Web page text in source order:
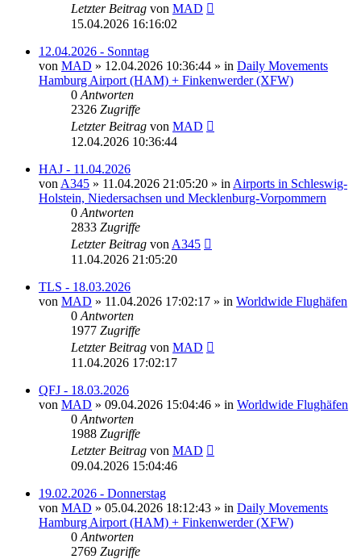
Letzter Beitrag von MAD
15.04.2026 16:16:02
12.04.2026 - Sonntag
von MAD » 12.04.2026 10:36:44 » in Daily Movements
Hamburg Airport (HAM) + Finkenwerder (XFW)
0 Antworten
2326 Zugriffe
Letzter Beitrag von MAD
12.04.2026 10:36:44
HAJ - 11.04.2026
von A345 » 11.04.2026 21:05:20 » in Airports in Schleswig-
Holstein, Niedersachsen und Mecklenburg-Vorpommern
0 Antworten
2833 Zugriffe
Letzter Beitrag von A345
11.04.2026 21:05:20
TLS - 18.03.2026
von MAD » 11.04.2026 17:02:17 » in Worldwide Flughäfen
0 Antworten
1977 Zugriffe
Letzter Beitrag von MAD
11.04.2026 17:02:17
QFJ - 18.03.2026
von MAD » 09.04.2026 15:04:46 » in Worldwide Flughäfen
0 Antworten
1988 Zugriffe
Letzter Beitrag von MAD
09.04.2026 15:04:46
19.02.2026 - Donnerstag
von MAD » 05.04.2026 18:12:43 » in Daily Movements
Hamburg Airport (HAM) + Finkenwerder (XFW)
0 Antworten
2769 Zugriffe